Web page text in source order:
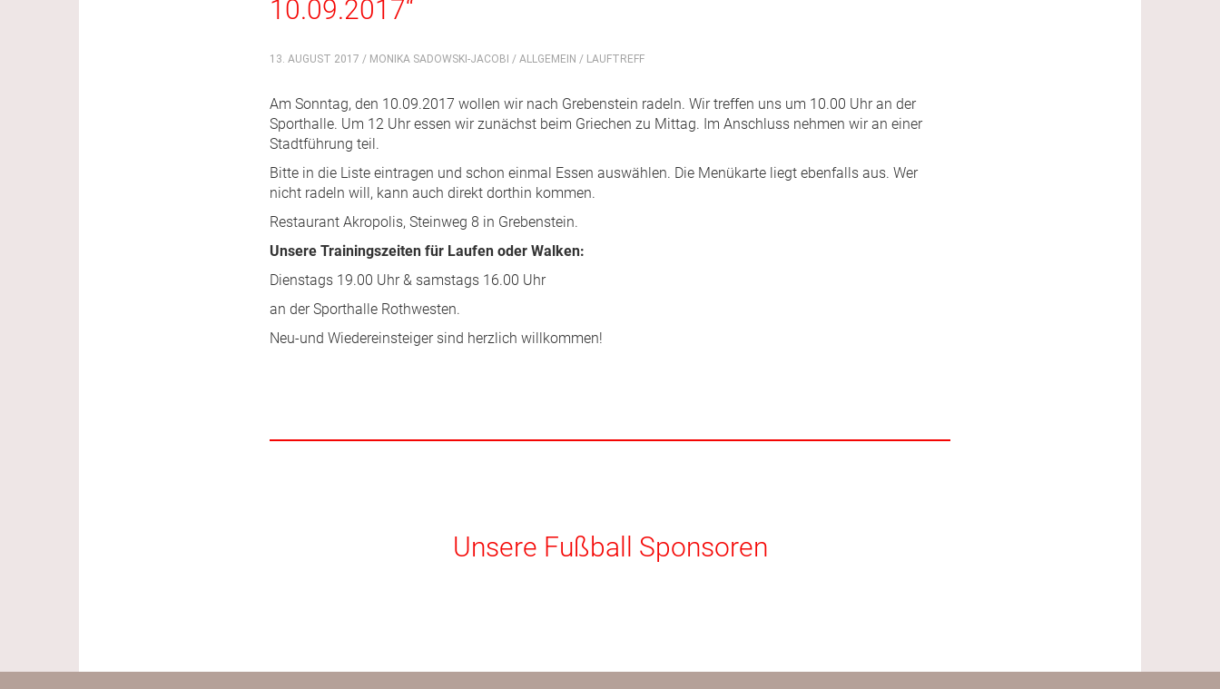
10.09.2017“
13. AUGUST 2017 / MONIKA SADOWSKI-JACOBI / ALLGEMEIN / LAUFTREFF
Am Sonntag, den 10.09.2017 wollen wir nach Grebenstein radeln. Wir treffen uns um 10.00 Uhr an der
Sporthalle. Um 12 Uhr essen wir zunächst beim Griechen zu Mittag. Im Anschluss nehmen wir an einer
Stadtführung teil.
Bitte in die Liste eintragen und schon einmal Essen auswählen. Die Menükarte liegt ebenfalls aus. Wer
nicht radeln will, kann auch direkt dorthin kommen.
Restaurant Akropolis, Steinweg 8 in Grebenstein.
Unsere Trainingszeiten für Laufen oder Walken:
Dienstags 19.00 Uhr & samstags 16.00 Uhr
an der Sporthalle Rothwesten.
Neu-und Wiedereinsteiger sind herzlich willkommen!
Unsere Fußball Sponsoren